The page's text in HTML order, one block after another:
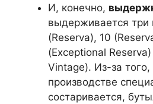
И, конечно,
выдерживается три
(Reserva), 10
(Exceptional
Vintage). Из-за того,
производстве
состаривается,